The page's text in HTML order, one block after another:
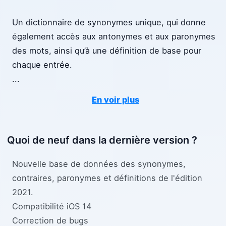
Un dictionnaire de synonymes unique, qui donne
également accès aux antonymes et aux paronymes
des mots, ainsi qu’à une définition de base pour
chaque entrée.
...
En voir plus
Quoi de neuf dans la dernière version ?
Nouvelle base de données des synonymes,
contraires, paronymes et définitions de l'édition
2021.
Compatibilité iOS 14
Correction de bugs